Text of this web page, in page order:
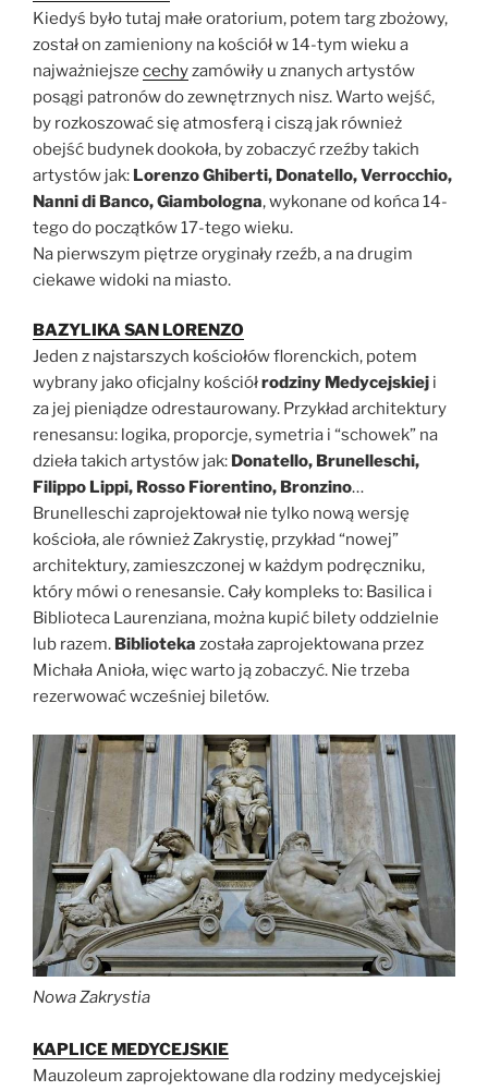
Kiedyś było tutaj małe oratorium, potem targ zbożowy,
został on zamieniony na kościół w 14-tym wieku a
najważniejsze cechyzamówiły u znanych artystów
posągi patronów do zewnętrznych nisz. Warto wejść,
by rozkoszować się atmosferą i ciszą jak również
obejść budynek dookoła, by zobaczyć rzeźby takich
artystów jak: Lorenzo Ghiberti, Donatello, Verrocchio,
Nanni di Banco, Giambologna, wykonane od końca 14-
tego do początków 17-tego wieku.
Na pierwszym piętrze oryginały rzeźb, a na drugim
ciekawe widoki na miasto.
BAZYLIKA SAN LORENZO
Jeden z najstarszych kościołów florenckich, potem
wybrany jako oficjalny kościółrodziny Medycejskiej i
za jej pieniądze odrestaurowany. Przykład architektury
renesansu: logika, proporcje, symetria i “schowek” na
dzieła takich artystów jak: Donatello, Brunelleschi,
Filippo Lippi, Rosso Fiorentino, Bronzino…
Brunelleschi zaprojektował nie tylko nową wersję
kościoła, ale również Zakrystię, przykład “nowej”
architektury, zamieszczonej w każdym podręczniku,
który mówi o renesansie. Cały kompleks to: Basilica i
Biblioteca Laurenziana, można kupić bilety oddzielnie
lub razem. Biblioteka została zaprojektowana przez
Michała Anioła, więc warto ją zobaczyć. Nie trzeba
rezerwować wcześniej biletów.
Nowa Zakrystia
KAPLICE MEDYCEJSKIE
Mauzoleum zaprojektowane dla rodziny medycejskiej